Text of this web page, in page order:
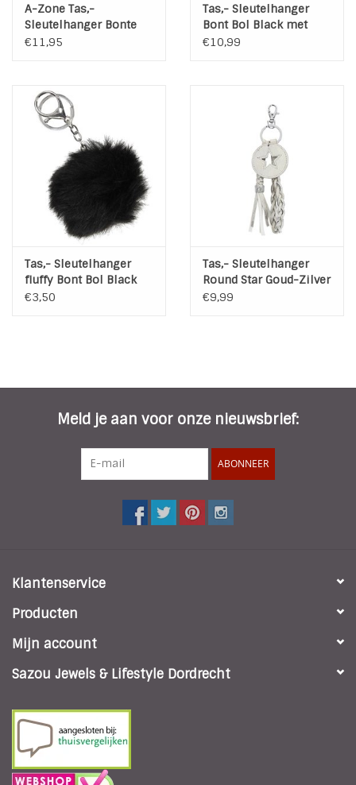
A-Zone Tas,-
Sleutelhanger Bonte
Poes
€11,95
Tas,- Sleutelhanger
Bont Bol Black met
Bedels
€10,99
Tas,- Sleutelhanger
fluffy Bont Bol Black
€3,50
Tas,- Sleutelhanger
Round Star Goud-Zilver
€9,99
Meld je aan voor onze nieuwsbrief:
ABONNEER
Klantenservice
Producten
Mijn account
Sazou Jewels & Lifestyle Dordrecht